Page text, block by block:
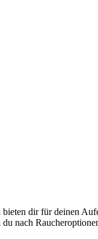
dir für deinen
nach